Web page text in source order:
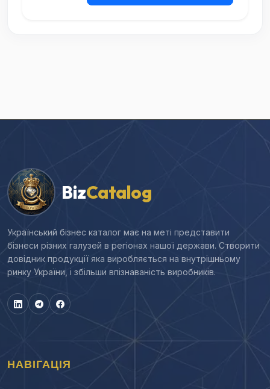
BizCatalog
Український бізнес каталог має на меті представити
бізнеси різних галузей в регіонах нашої держави. Створити
довідник продукції яка виробляється на внутрішньому
ринку України, і збільши впізнаваність виробників.
НАВІГАЦІЯ